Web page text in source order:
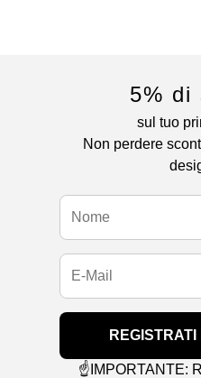
5% di
sul tuo
Non perdere
☝️IMPORTANTE: